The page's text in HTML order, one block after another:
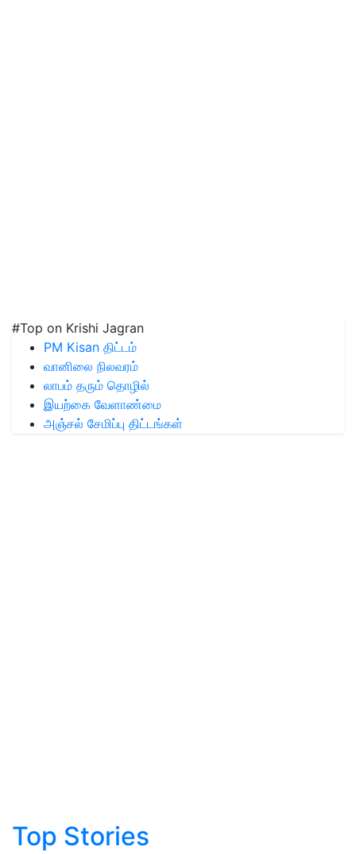
#Top on Krishi Jagran
PM Kisan திட்டம்
வானிலை நிலவரம்
லாபம் தரும் தொழில்
இயற்கை வேளாண்மை
அஞ்சல் சேமிப்பு திட்டங்கள்
Top Stories